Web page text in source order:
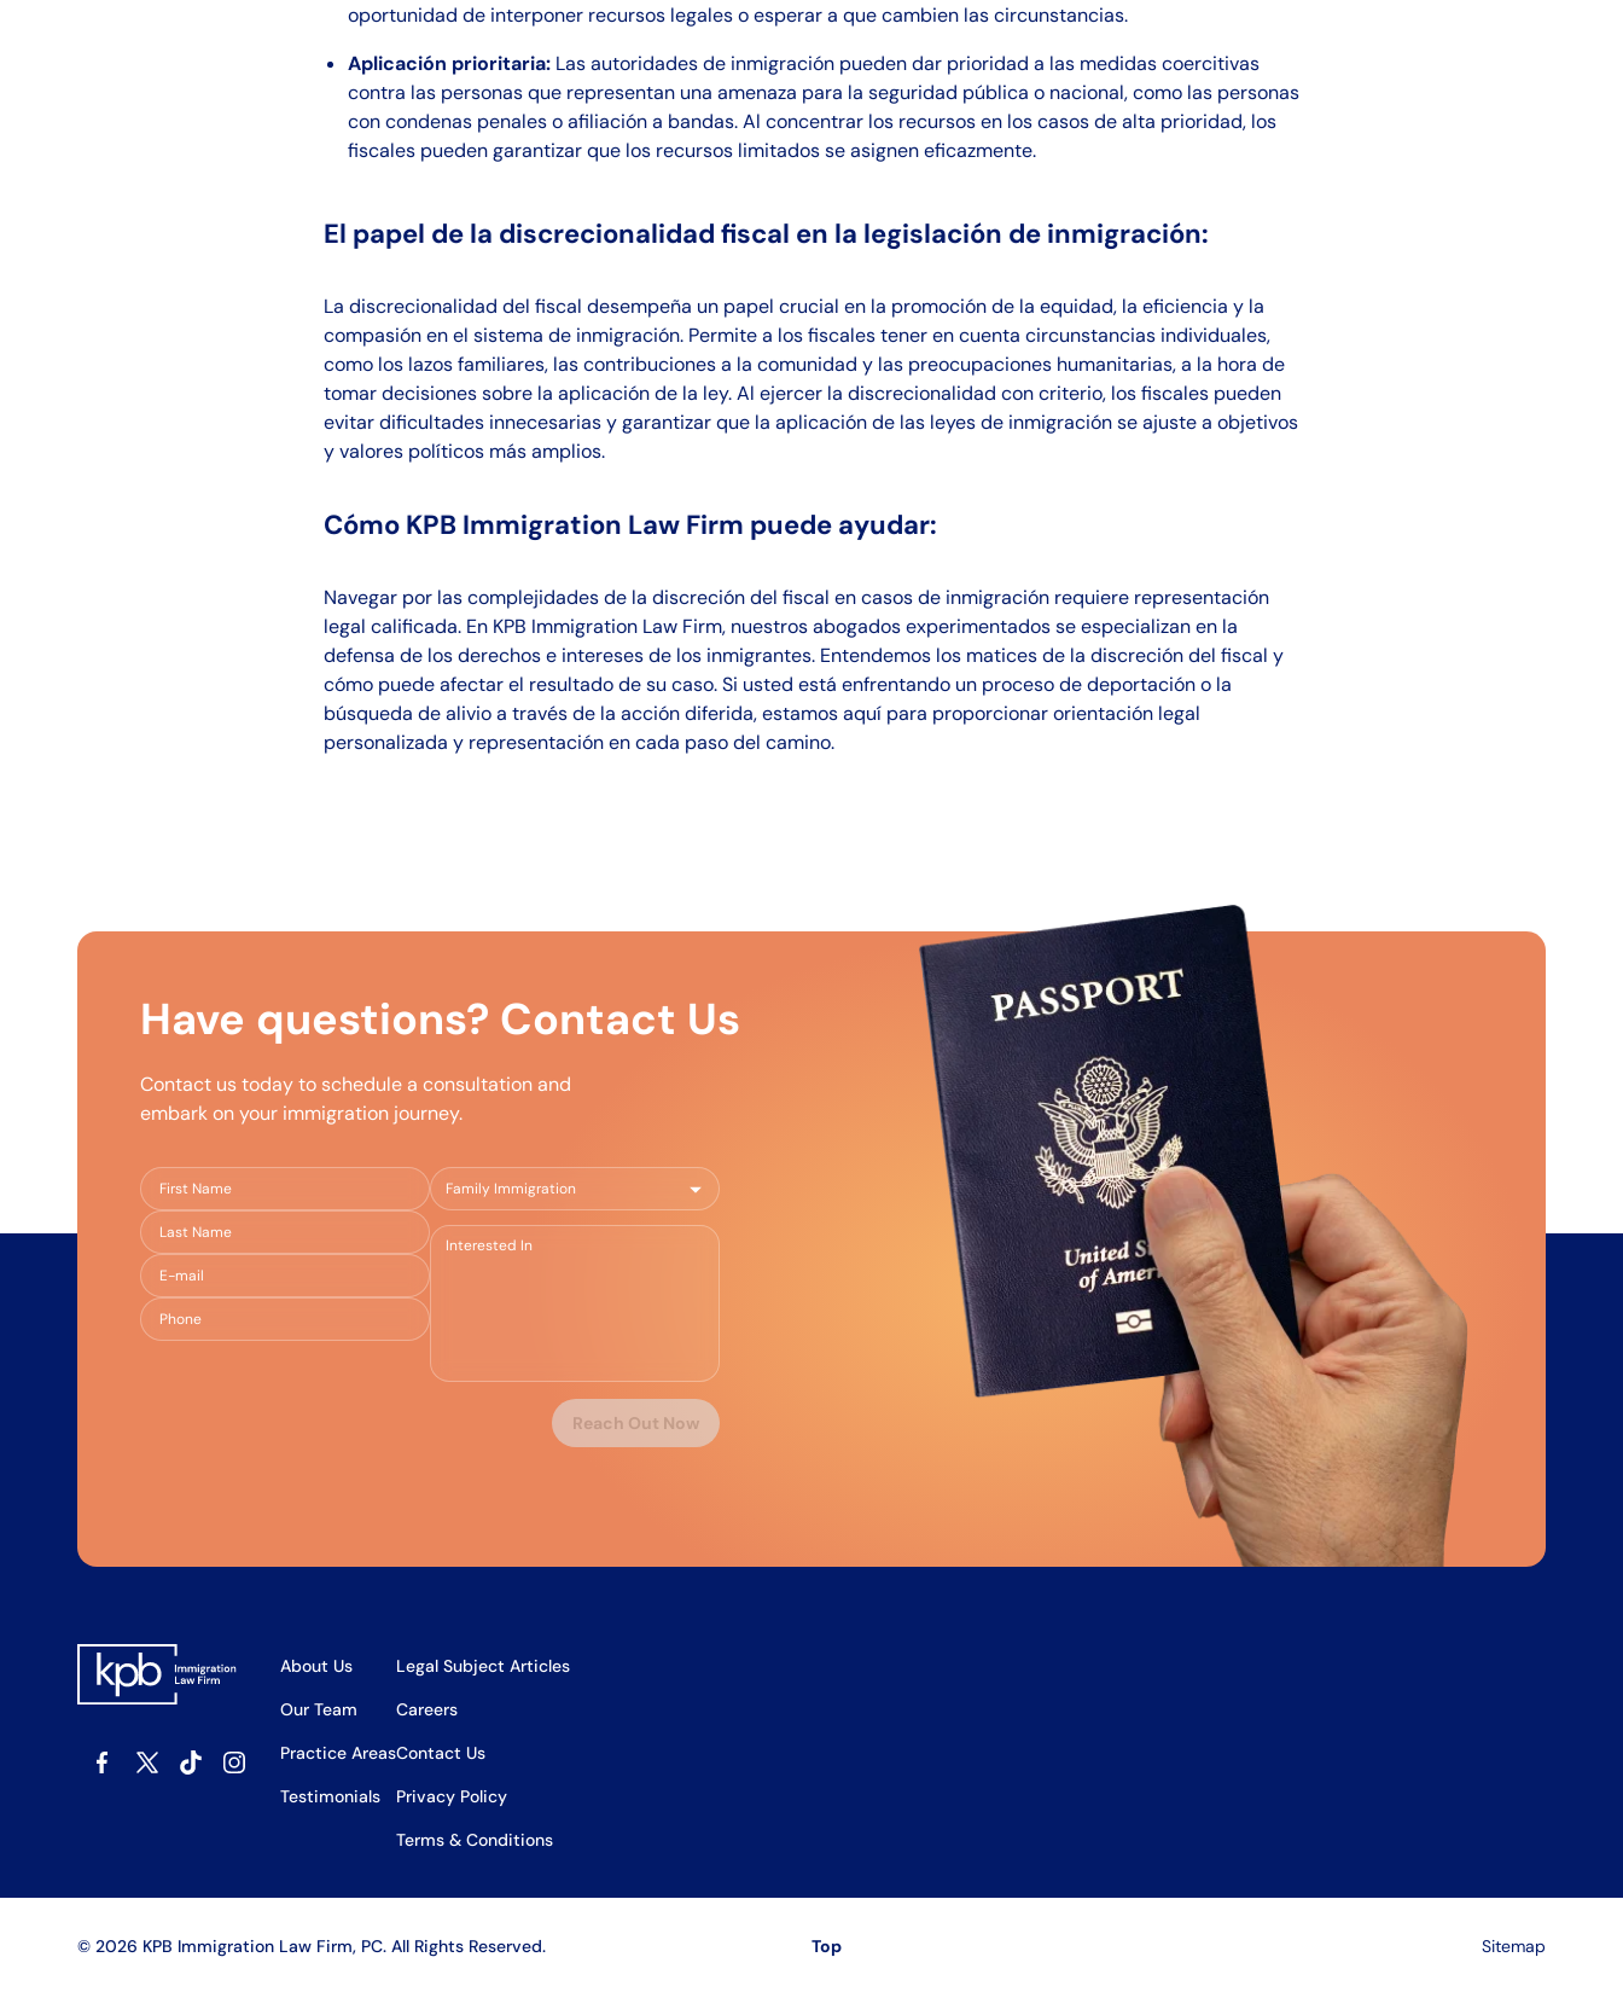
oportunidad de interponer recursos legales o esperar a que cambien las circunstancias.
Aplicación prioritaria: Las autoridades de inmigración pueden dar prioridad a las medidas coercitivas
contra las personas que representan una amenaza para la seguridad pública o nacional, como las personas
con condenas penales o afiliación a bandas. Al concentrar los recursos en los casos de alta prioridad, los
fiscales pueden garantizar que los recursos limitados se asignen eficazmente.
El papel de la discrecionalidad fiscal en la legislación de inmigración:
La discrecionalidad del fiscal desempeña un papel crucial en la promoción de la equidad, la eficiencia y la
compasión en el sistema de inmigración. Permite a los fiscales tener en cuenta circunstancias individuales,
como los lazos familiares, las contribuciones a la comunidad y las preocupaciones humanitarias, a la hora de
tomar decisiones sobre la aplicación de la ley. Al ejercer la discrecionalidad con criterio, los fiscales pueden
evitar dificultades innecesarias y garantizar que la aplicación de las leyes de inmigración se ajuste a objetivos
y valores políticos más amplios.
Cómo KPB Immigration Law Firm puede ayudar:
Navegar por las complejidades de la discreción del fiscal en casos de inmigración requiere representación
legal calificada. En KPB Immigration Law Firm, nuestros abogados experimentados se especializan en la
defensa de los derechos e intereses de los inmigrantes. Entendemos los matices de la discreción del fiscal y
cómo puede afectar el resultado de su caso. Si usted está enfrentando un proceso de deportación o la
búsqueda de alivio a través de la acción diferida, estamos aquí para proporcionar orientación legal
personalizada y representación en cada paso del camino.
Have questions? Contact Us
Contact us today to schedule a consultation and
embark on your immigration journey.
Reach Out Now
About Us
Our Team
Practice Areas
Testimonials
Legal Subject Articles
Careers
Contact Us
Privacy Policy
Terms & Conditions
© 2026 KPB Immigration Law Firm, PC. All Rights Reserved. Top Sitemap